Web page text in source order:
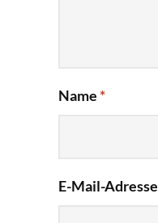
Name *
E-Mail-Adresse